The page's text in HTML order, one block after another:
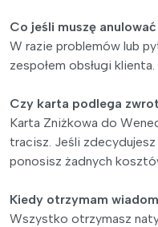
Co jeśli muszę
W razie problemów lub
zespołem obsługi klienta.
Czy karta podlega
Karta Zniżkowa do
tracisz. Jeśli
ponosisz żadnych
Kiedy otrzymam
Wszystko otrzymasz